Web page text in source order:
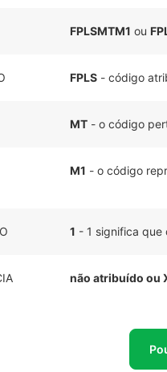
FPLSMTM1 ou
FPLS - código
MT - o código
M1 - o código
1 - 1 significa que
não atribuído ou